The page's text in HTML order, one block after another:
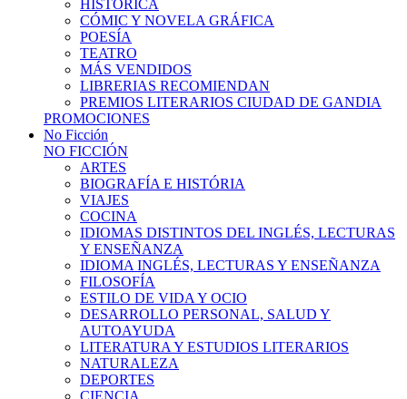
HISTÓRICA
CÓMIC Y NOVELA GRÁFICA
POESÍA
TEATRO
MÁS VENDIDOS
LIBRERIAS RECOMIENDAN
PREMIOS LITERARIOS CIUDAD DE GANDIA
PROMOCIONES
No Ficción
NO FICCIÓN
ARTES
BIOGRAFÍA E HISTÓRIA
VIAJES
COCINA
IDIOMAS DISTINTOS DEL INGLÉS, LECTURAS
Y ENSEÑANZA
IDIOMA INGLÉS, LECTURAS Y ENSEÑANZA
FILOSOFÍA
ESTILO DE VIDA Y OCIO
DESARROLLO PERSONAL, SALUD Y
AUTOAYUDA
LITERATURA Y ESTUDIOS LITERARIOS
NATURALEZA
DEPORTES
CIENCIA